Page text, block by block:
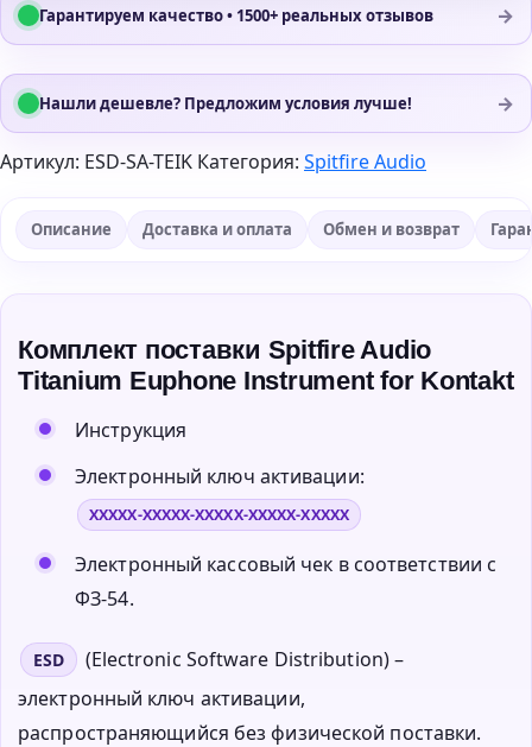
Гарантируем качество • 1500+ реальных отзывов →
Нашли дешевле? Предложим условия лучше! →
Артикул: ESD-SA-TEIK Категория: Spitfire Audio
Описание Доставка и оплата Обмен и возврат
Комплект поставки Spitfire Audio
Titanium Euphone Instrument for Kontakt
Инструкция
Электронный ключ активации:
XXXXX-XXXXX-XXXXX-XXXXX-XXXXX
Электронный кассовый чек в соответствии с
ФЗ-54.
ESD
(Electronic Software Distribution) –
электронный ключ активации,
распространяющийся без физической поставки.